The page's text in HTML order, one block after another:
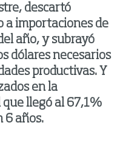
descartó
a importaciones de
año, y subrayó
dólares necesarios
productivas. Y
en la
llegó al 67,1%
6 años.